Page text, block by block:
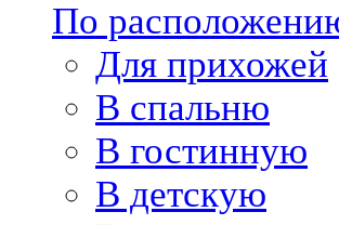
По
Для прихожей
В спальню
В гостинную
В детскую